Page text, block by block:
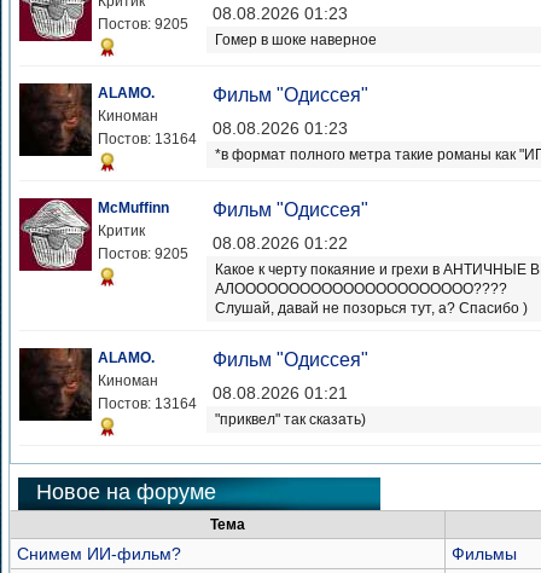
Постов: 9205
08.08.2026 01:23
Гомер в шоке наверное
ALAMO.
Киноман
Постов: 13164
Фильм "Одиссея"
08.08.2026 01:23
*в формат полного метра такие романы как
McMuffinn
Критик
Постов: 9205
Фильм "Одиссея"
08.08.2026 01:22
Какое к черту покаяние и грехи в
АЛОООООООООООООООООООООО????
Слушай, давай не позорься тут, а? Спасибо )
ALAMO.
Киноман
Постов: 13164
Фильм "Одиссея"
08.08.2026 01:21
"приквел" так сказать)
Новое на форуме
Тема
Снимем ИИ-фильм?
Фильмы